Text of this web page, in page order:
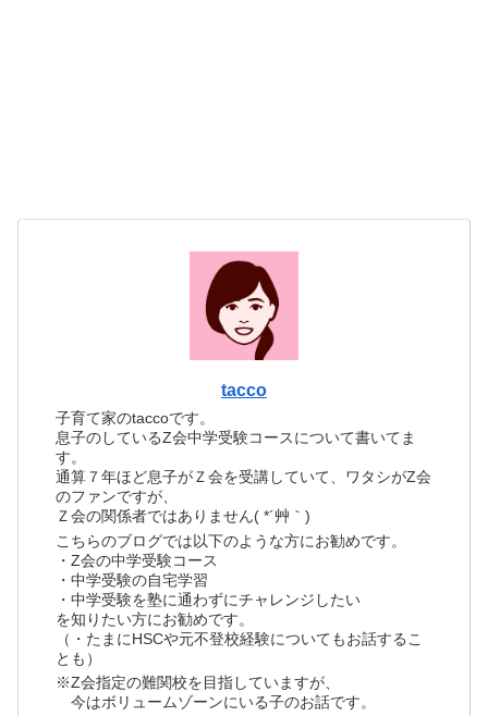
tacco
子育て家のtaccoです。
息子のしているZ会中学受験コースについて書いてま
す。
通算７年ほど息子がＺ会を受講していて、ワタシがZ会
のファンですが、
Ｚ会の関係者ではありません( *´艸｀)
こちらのブログでは以下のような方にお勧めです。
・Z会の中学受験コース
・中学受験の自宅学習
・中学受験を塾に通わずにチャレンジしたい
を知りたい方にお勧めです。
（・たまにHSCや元不登校経験についてもお話するこ
とも）
※Z会指定の難関校を目指していますが、
今はボリュームゾーンにいる子のお話です。